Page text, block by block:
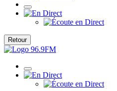
Retour